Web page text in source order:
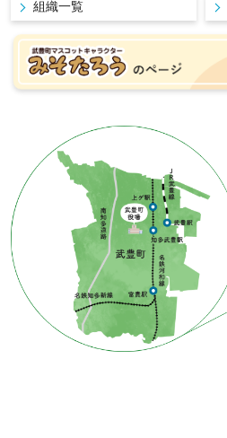
組織一覧